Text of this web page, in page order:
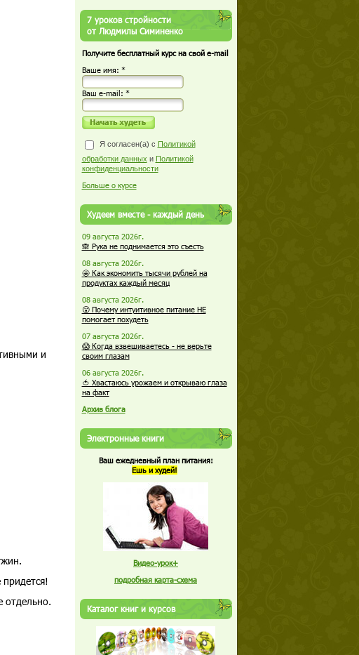
и
отдельно.
7 уроков стройности
от Людмилы Симиненко
Получите бесплатный курс на свой e-mail
Ваше имя: *
Ваш е-mail: *
Я согласен(а) с Политикой
обработки данных и Политикой
конфиденциальности
Больше о курсе
Худеем вместе - каждый день
09 августа 2026г.
🙈 Рука не поднимается это съесть
08 августа 2026г.
🤩 Как экономить тысячи рублей на
продуктах каждый месяц
08 августа 2026г.
😮 Почему интуитивное питание НЕ
помогает похудеть
07 августа 2026г.
😱 Когда взвешиваетесь - не верьте
своим глазам
06 августа 2026г.
🍅 Хвастаюсь урожаем и открываю глаза
на факт
Архив блога
Электронные книги
Ваш ежедневный план питания:
Ешь и худей!
Видео-урок+
подробная карта-схема
Каталог книг и курсов